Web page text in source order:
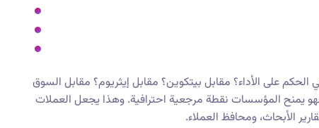
على الأداء؟ مقابل بيتكوين؟ مقابل إيثريوم؟ مقابل السوق
يمنح المؤسسات نقطة مرجعية احترافية. وهذا يجعل العملات
الأبحاث، ومحافظ العملاء.